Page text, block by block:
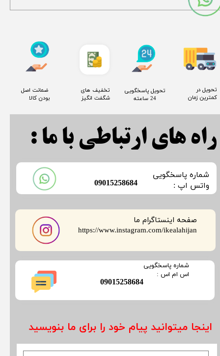
صفحه اینستاگرام ما
​​​​​​​https://www.instagram.com/ikealahijan
​شماره پاسخگویی
​​​​​واتس اپ :
​09015258684
اینجا میتوانید پیام خود را برای ما بنویسید
راه های ارتباطی با ما :
​09015258684
​شماره پاسخگویی
​​​​​اس ام اس :
​تحویل در
کمترین زمان
​تحویل پاسخگویی
24 ساعته
​تخفیف های
شگفت انگیز
​ ضمانت اصل
بودن کالا